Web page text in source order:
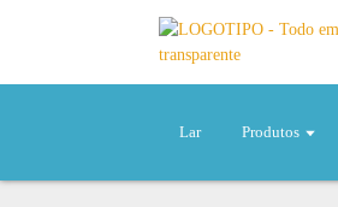
Lar Produtos